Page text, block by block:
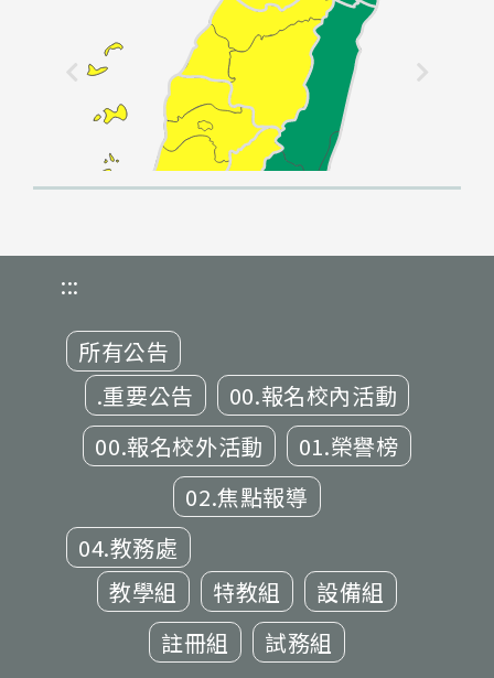
:::
所有公告
.重要公告
00.報名校內活動
00.報名校外活動
01.榮譽榜
02.焦點報導
04.教務處
教學組
特教組
設備組
註冊組
試務組